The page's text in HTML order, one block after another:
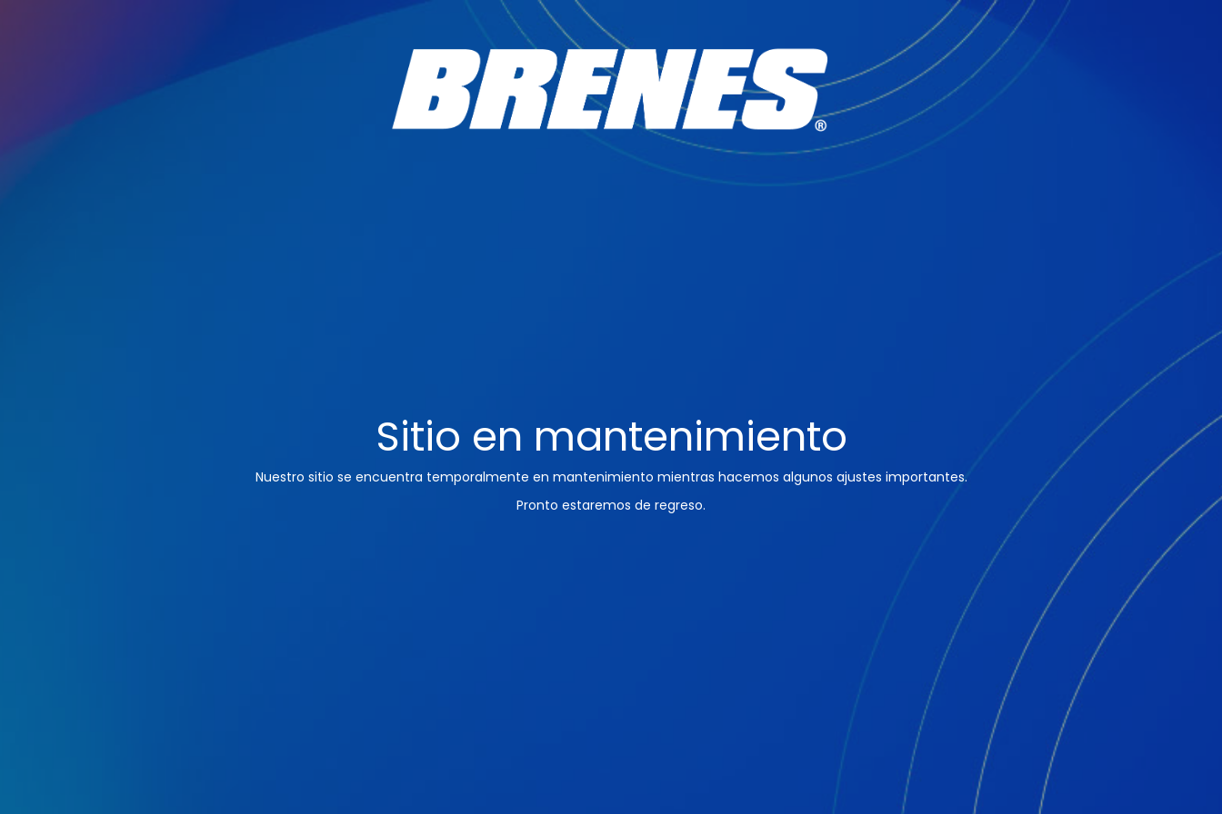
Sitio en mantenimiento
Nuestro sitio se encuentra temporalmente en mantenimiento mientras hacemos algunos ajustes importantes.
Pronto estaremos de regreso.